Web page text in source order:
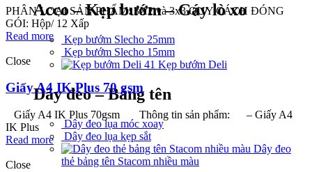
Acco – Kẹp bướm – Gáy lò xo
Kẹp bướm Slecho 25mm
Kẹp bướm Slecho 15mm
Kẹp bướm Deli
Dây đeo – Bảng tên
Dây đeo lụa móc xoay
Dây đeo lụa kẹp sắt
Dây đeo
thẻ bảng tên Stacom nhiều màu
PHÂN LOẠI SẢN PHẨM: 3X2 và 3x3 QUY CÁCH ĐÓNG
GÓI: Hộp/ 12 Xấp
Read more
Close
Giấy A4 IK Plus 70 gsm
Giấy A4 IK Plus 70gsm Thông tin sản phẩm: – Giấy A4
IK Plus
Read more
Close